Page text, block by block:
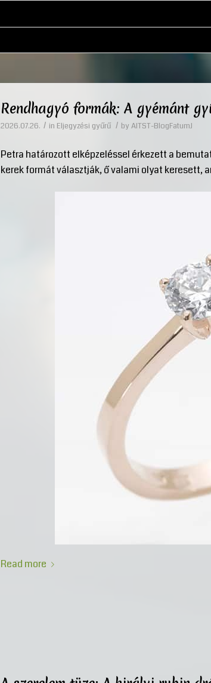
Rendhagyó formák: A gyémánt
2026.07.26. / in Eljegyzési gyűrű / by AITST-BlogFatumJ
Petra határozott elképzeléssel érkezett a
kerek formát választják, ő valami olyat keresett,
Read more